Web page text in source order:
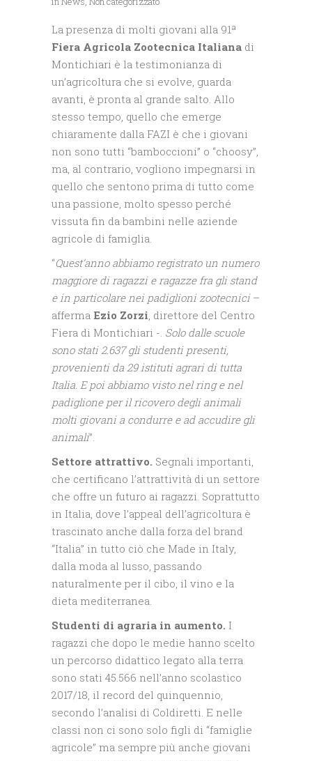
La presenza di molti giovani alla 91ª
Fiera Agricola Zootecnica Italiana di
Montichiari è la testimonianza di
un’agricoltura che si evolve, guarda
avanti, è pronta al grande salto. Allo
stesso tempo, quello che emerge
chiaramente dalla FAZI è che i giovani
non sono tutti “bamboccioni” o “choosy”,
ma, al contrario, vogliono impegnarsi in
quello che sentono prima di tutto come
una passione, molto spesso perché
vissuta fin da bambini nelle aziende
agricole di famiglia.
“Quest’anno abbiamo registrato un numero
maggiore di ragazzi e ragazze fra gli stand
e in particolare nei padiglioni zootecnici–
afferma Ezio Zorzi, direttore del Centro
Fiera di Montichiari -. Solo dalle scuole
sono stati 2.637 gli studenti presenti,
provenienti da 29 istituti agrari di tutta
Italia. E poi abbiamo visto nel ring e nel
padiglione per il ricovero degli animali
molti giovani a condurre e ad accudire gli
animali”.
Settore attrattivo. Segnali importanti,
che certificano l’attrattività di un settore
che offre un futuro ai ragazzi. Soprattutto
in Italia, dove l’appeal dell’agricoltura è
trascinato anche dalla forza del brand
“Italia” in tutto ciò che Made in Italy,
dalla moda al lusso, passando
naturalmente per il cibo, il vino e la
dieta mediterranea.
Studenti di agraria in aumento. I
ragazzi che dopo le medie hanno scelto
un percorso didattico legato alla terra
sono stati 45.566 nell’anno scolastico
2017/18, il record del quinquennio,
secondo l’analisi di Coldiretti. E nelle
classi non ci sono solo figli di “famiglie
agricole” ma sempre più anche giovani